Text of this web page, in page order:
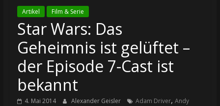
Artikel Film & Serie
Star Wars: Das
Geheimnis ist gelüftet –
der Episode 7-Cast ist
bekannt
4. Mai 2014 Alexander Geisler Adam Driver, Andy